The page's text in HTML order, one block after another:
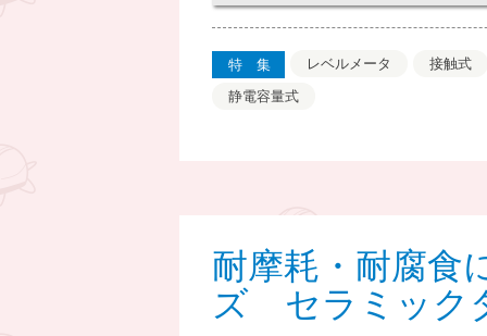
特集 レベルメータ
接触式
静電容量式
耐摩耗・耐腐食
ズ セラミック